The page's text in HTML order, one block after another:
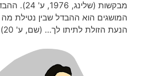
מבקשות (שלינג,
המושגים הוא ההבדל שבין נטילת
הנעת הזולת לתיתו לך… (שם, ע' 20).